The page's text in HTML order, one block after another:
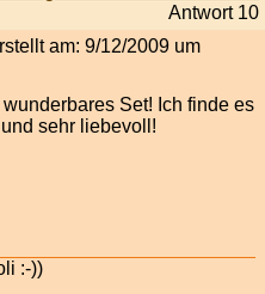
Antwort 10
am: 9/12/2009 um
Set! Ich finde es
sehr liebevoll!
:-))